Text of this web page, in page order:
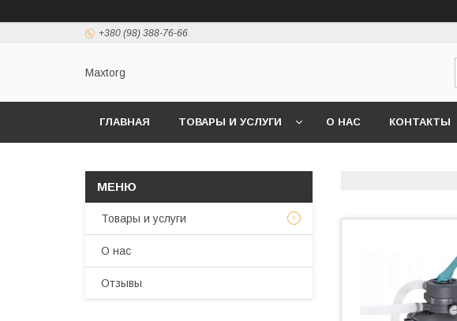
+380 (98) 388-76-66
Maxtorg
ГЛАВНАЯ ТОВАРЫ И УСЛУГИ О НАС КОНТАКТЫ
Товары и услуги
О нас
Отзывы